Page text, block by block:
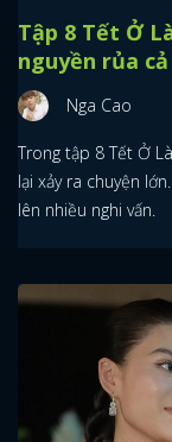
Tập 8 Tết Ở
nguyền rủa
Nga Cao
Trong tập 8 Tết Ở
lại xảy ra chuyện
lên nhiều nghi vấn.